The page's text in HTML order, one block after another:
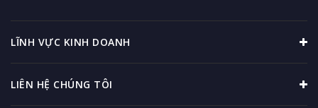
LĨNH VỰC KINH DOANH
LIÊN HỆ CHÚNG TÔI